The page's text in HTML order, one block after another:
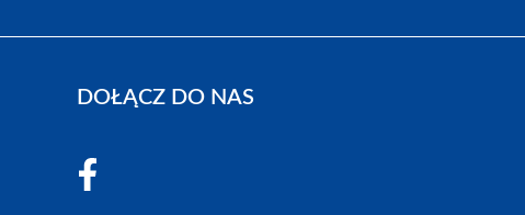
DOŁĄCZ DO NAS